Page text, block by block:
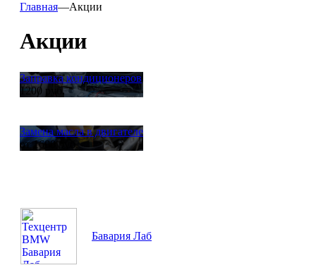
Главная—Акции
Акции
Заправка кондиционеров
1200 руб.
Замена масла в двигателе
от 1600 руб.
Бавария Лаб